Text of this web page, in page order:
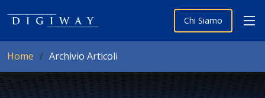
Chi Siamo
Home Archivio Articoli